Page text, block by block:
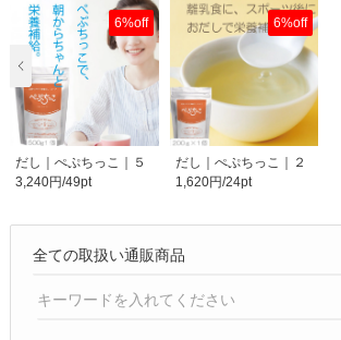
6%off
だし｜ぺぷちっこ｜５
００ｇ１個｜無添加..
3,240円/49pt
6%off
だし｜ぺぷちっこ｜２
００ｇ１個｜無添加..
1,620円/24pt